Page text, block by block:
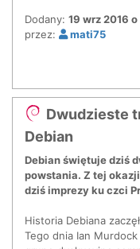
Dodany: 19 wrz 2016 o
przez:
mati75
Dwudzieste
Debian
Debian świętuje dziś
powstania. Z tej
dziś imprezy ku czci
Historia Debiana
Tego dnia Ian